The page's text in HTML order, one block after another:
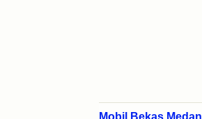
Mobil Bekas Medan